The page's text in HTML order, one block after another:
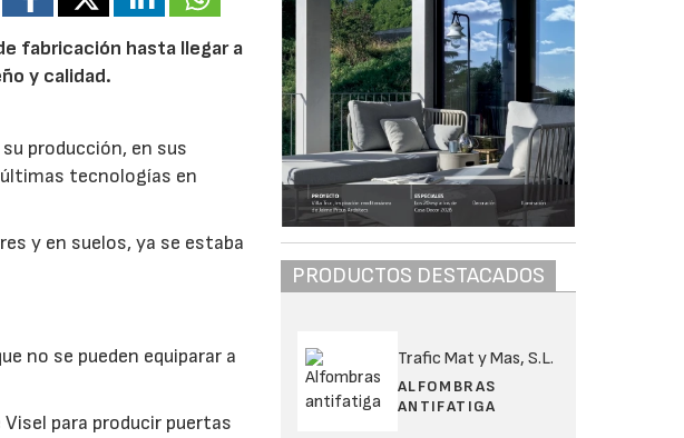
fabricación hasta llegar a
y calidad.
producción, en sus
tecnologías en
y en suelos, ya se estaba
no se pueden equiparar a
para producir puertas
PRODUCTOS DESTACADOS
Trafic Mat y Mas, S.L.
ALFOMBRAS
ANTIFATIGA